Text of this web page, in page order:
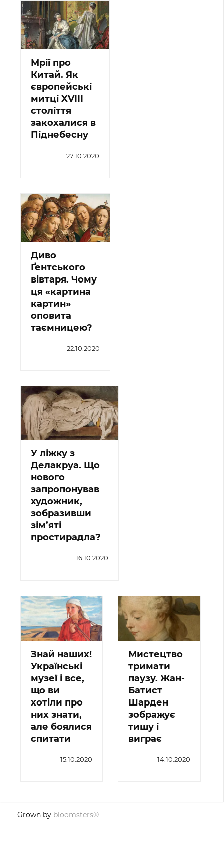
Мрії про
Китай. Як
європейські
митці XVIII
століття
закохалися в
Піднебесну
27.10.2020
Диво
Ґентського
вівтаря. Чому
ця «картина
картин»
оповита
таємницею?
22.10.2020
У ліжку з
Делакруа. Що
нового
запропонував
художник,
зобразивши
зім’яті
простирадла?
16.10.2020
Знай наших!
Українські
музеї і все,
що ви
хотіли про
них знати,
але боялися
спитати
15.10.2020
Мистецтво
тримати
паузу. Жан-
Батист
Шарден
зображує
тишу і
виграє
14.10.2020
Grown by bloomsters®